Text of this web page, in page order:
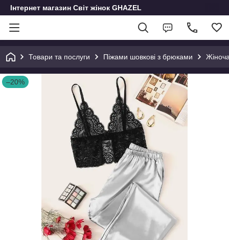
Інтернет магазин Світ жінок GHAZEL
Товари та послуги Піжами шовкові з брюками
–20%